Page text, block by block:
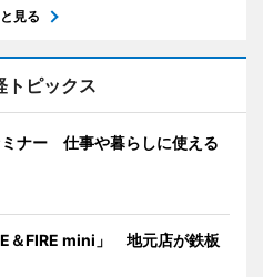
見る
トピックス
ナー 仕事や暮らしに使える
＆FIRE mini」 地元店が鉄板